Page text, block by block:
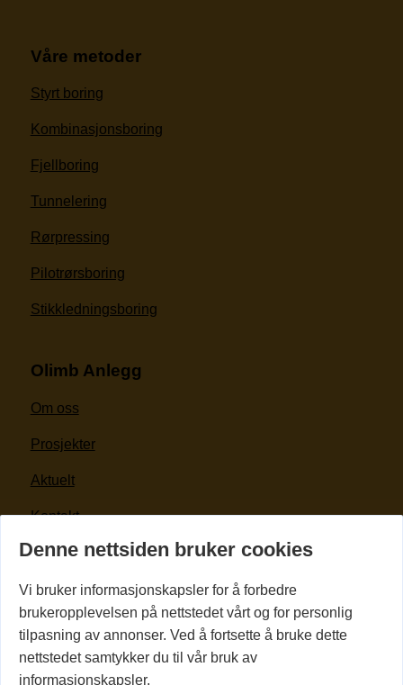
Kontakt oss
(+47) 69 28 10 00
Våre metoder
Styrt boring
Kombinasjonsboring
Fjellboring
Tunnelering
Rørpressing
Pilotrørsboring
Stikkledningsboring
Olimb Anlegg
Om oss
Prosjekter
Aktuelt
Kontakt
For kunder og leverandører
Denne nettsiden bruker cookies
Vi bruker informasjonskapsler for å forbedre
brukeropplevelsen på nettstedet vårt og for personlig
tilpasning av annonser. Ved å fortsette å bruke dette
nettstedet samtykker du til vår bruk av
informasjonskapsler.